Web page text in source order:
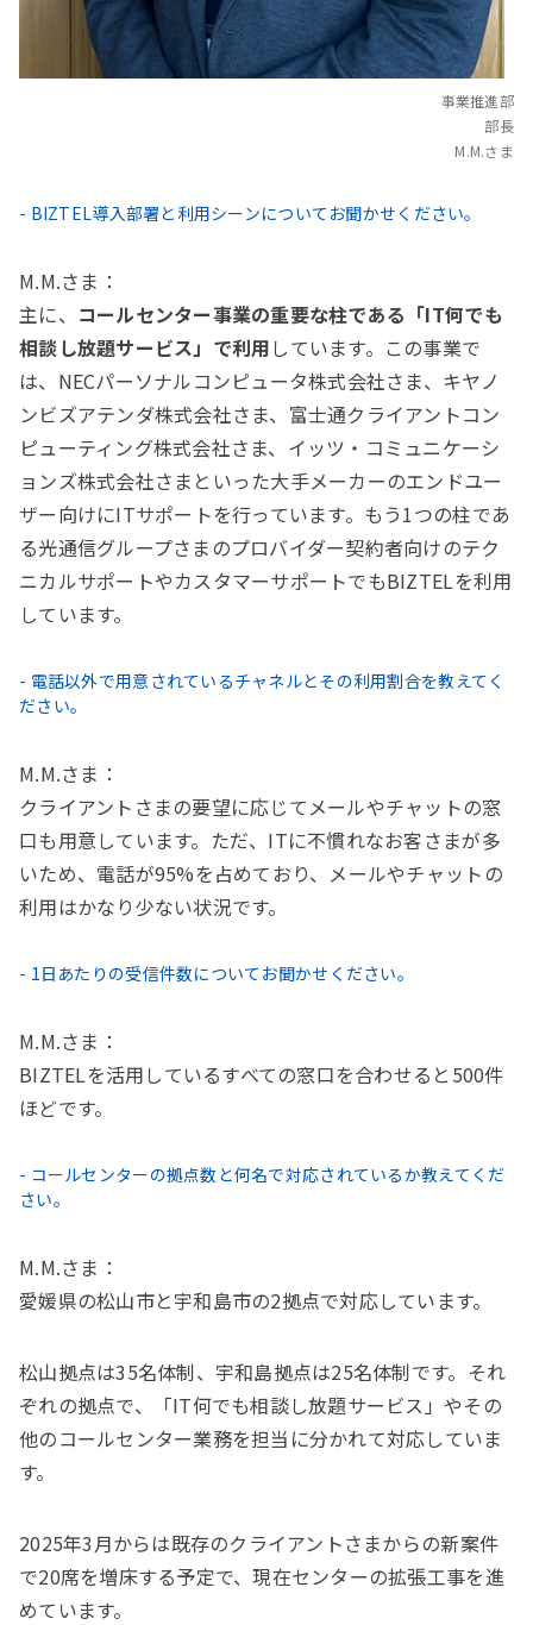
事業推進部
部長
M.M.さま
- BIZTEL導入部署と利用シーンについてお聞かせください。
M.M.さま：
主に、 コールセンター事業の重要な柱である「IT何でも
相談し放題サービス」で利用 しています。この事業で
は、NECパーソナルコンピュータ株式会社さま、キヤノ
ンビズアテンダ株式会社さま、富士通クライアントコン
ピューティング株式会社さま、イッツ・コミュニケーシ
ョンズ株式会社さまといった大手メーカーのエンドユー
ザー向けにITサポートを行っています。もう1つの柱であ
る光通信グループさまのプロバイダー契約者向けのテク
ニカルサポートやカスタマーサポートでもBIZTELを利用
しています。
- 電話以外で用意されているチャネルとその利用割合を教えてく
ださい。
M.M.さま：
クライアントさまの要望に応じてメールやチャットの窓
口も用意しています。ただ、ITに不慣れなお客さまが多
いため、電話が95%を占めており、メールやチャットの
利用はかなり少ない状況です。
- 1日あたりの受信件数についてお聞かせください。
M.M.さま：
BIZTELを活用しているすべての窓口を合わせると500件
ほどです。
- コールセンターの拠点数と何名で対応されているか教えてくだ
さい。
M.M.さま：
愛媛県の松山市と宇和島市の2拠点で対応しています。
松山拠点は35名体制、宇和島拠点は25名体制です。それ
ぞれの拠点で、「IT何でも相談し放題サービス」やその
他のコールセンター業務を担当に分かれて対応していま
す。
2025年3月からは既存のクライアントさまからの新案件
で20席を増床する予定で、現在センターの拡張工事を進
めています。